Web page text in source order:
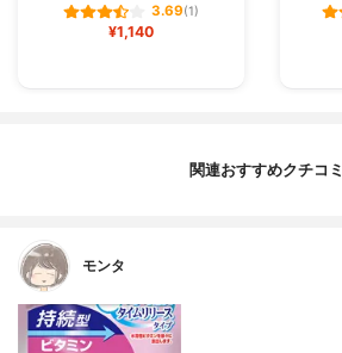
3.69(1)
¥1,140
関連おすすめクチコミ
モンタ